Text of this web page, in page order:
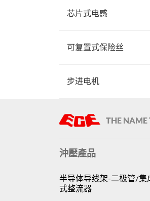
芯片式电感
可复置式保险丝
步进电机
沖壓產品
半导体导线架-二极管/集
式整流器